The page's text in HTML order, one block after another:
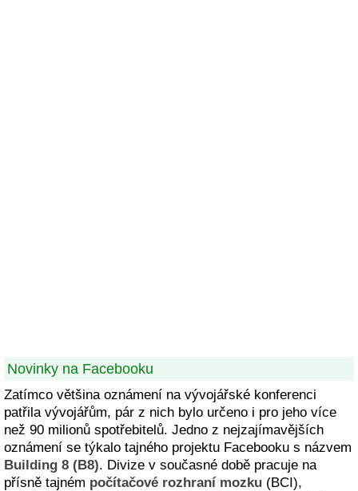
Novinky na Facebooku
Zatímco většina oznámení na vývojářské konferenci
patřila vývojářům, pár z nich bylo určeno i pro jeho více
než 90 milionů spotřebitelů. Jedno z nejzajímavějších
oznámení se týkalo tajného projektu Facebooku s názvem
Building 8 (B8). Divize v současné době pracuje na
přísně tajném počítačové rozhraní mozku (BCI),